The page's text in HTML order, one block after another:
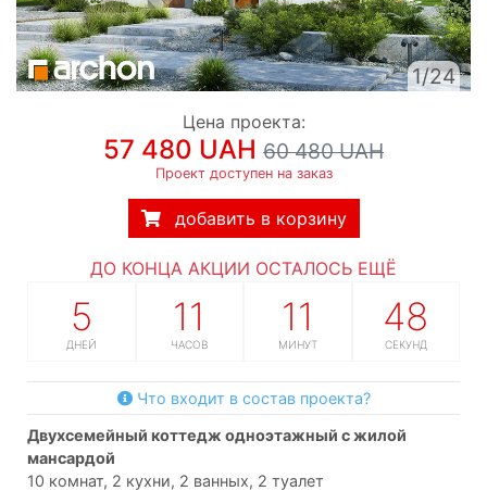
1/24
Цена проекта:
57 480 UAH 60 480 UAH
Проект доступен на заказ
добавить в корзину
ДО КОНЦА АКЦИИ ОСТАЛОСЬ ЕЩЁ
5
ДНЕЙ
11
ЧАСОВ
11
МИНУТ
47
СЕКУНД
Что входит в состав проекта?
двухсемейный коттедж одноэтажный с жилой
мансардой
10 комнат, 2 кухни, 2 ванных, 2 туалет